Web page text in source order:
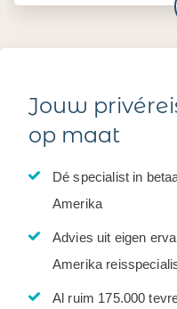
Jouw
op maat
Dé specialist in
Amerika
Advies uit eigen
Amerika
Al ruim 175.000